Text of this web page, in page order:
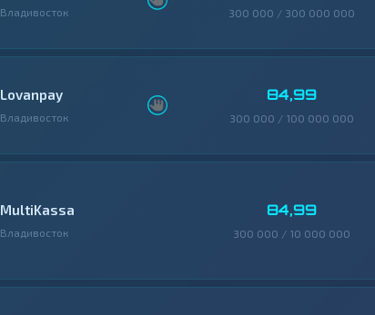
Владивосток 300 000 / 300 000 000
Lovanpay
Владивосток
84,99
300 000 / 100 000 000
MultiKassa
Владивосток
84,99
300 000 / 10 000 000